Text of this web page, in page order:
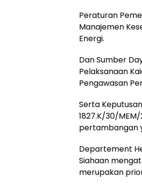
Peraturan
Manajemen
Energi.
Dan Sumber
Pelaksanaan
Pengawasan
Serta
1827.K/30/
pertambangan
Departement
Siahaan
merupakan